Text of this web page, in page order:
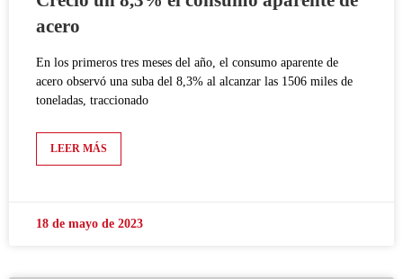
acero
En los primeros tres meses del año, el consumo aparente de
acero observó una suba del 8,3% al alcanzar las 1506 miles de
toneladas, traccionado
LEER MÁS
18 de mayo de 2023